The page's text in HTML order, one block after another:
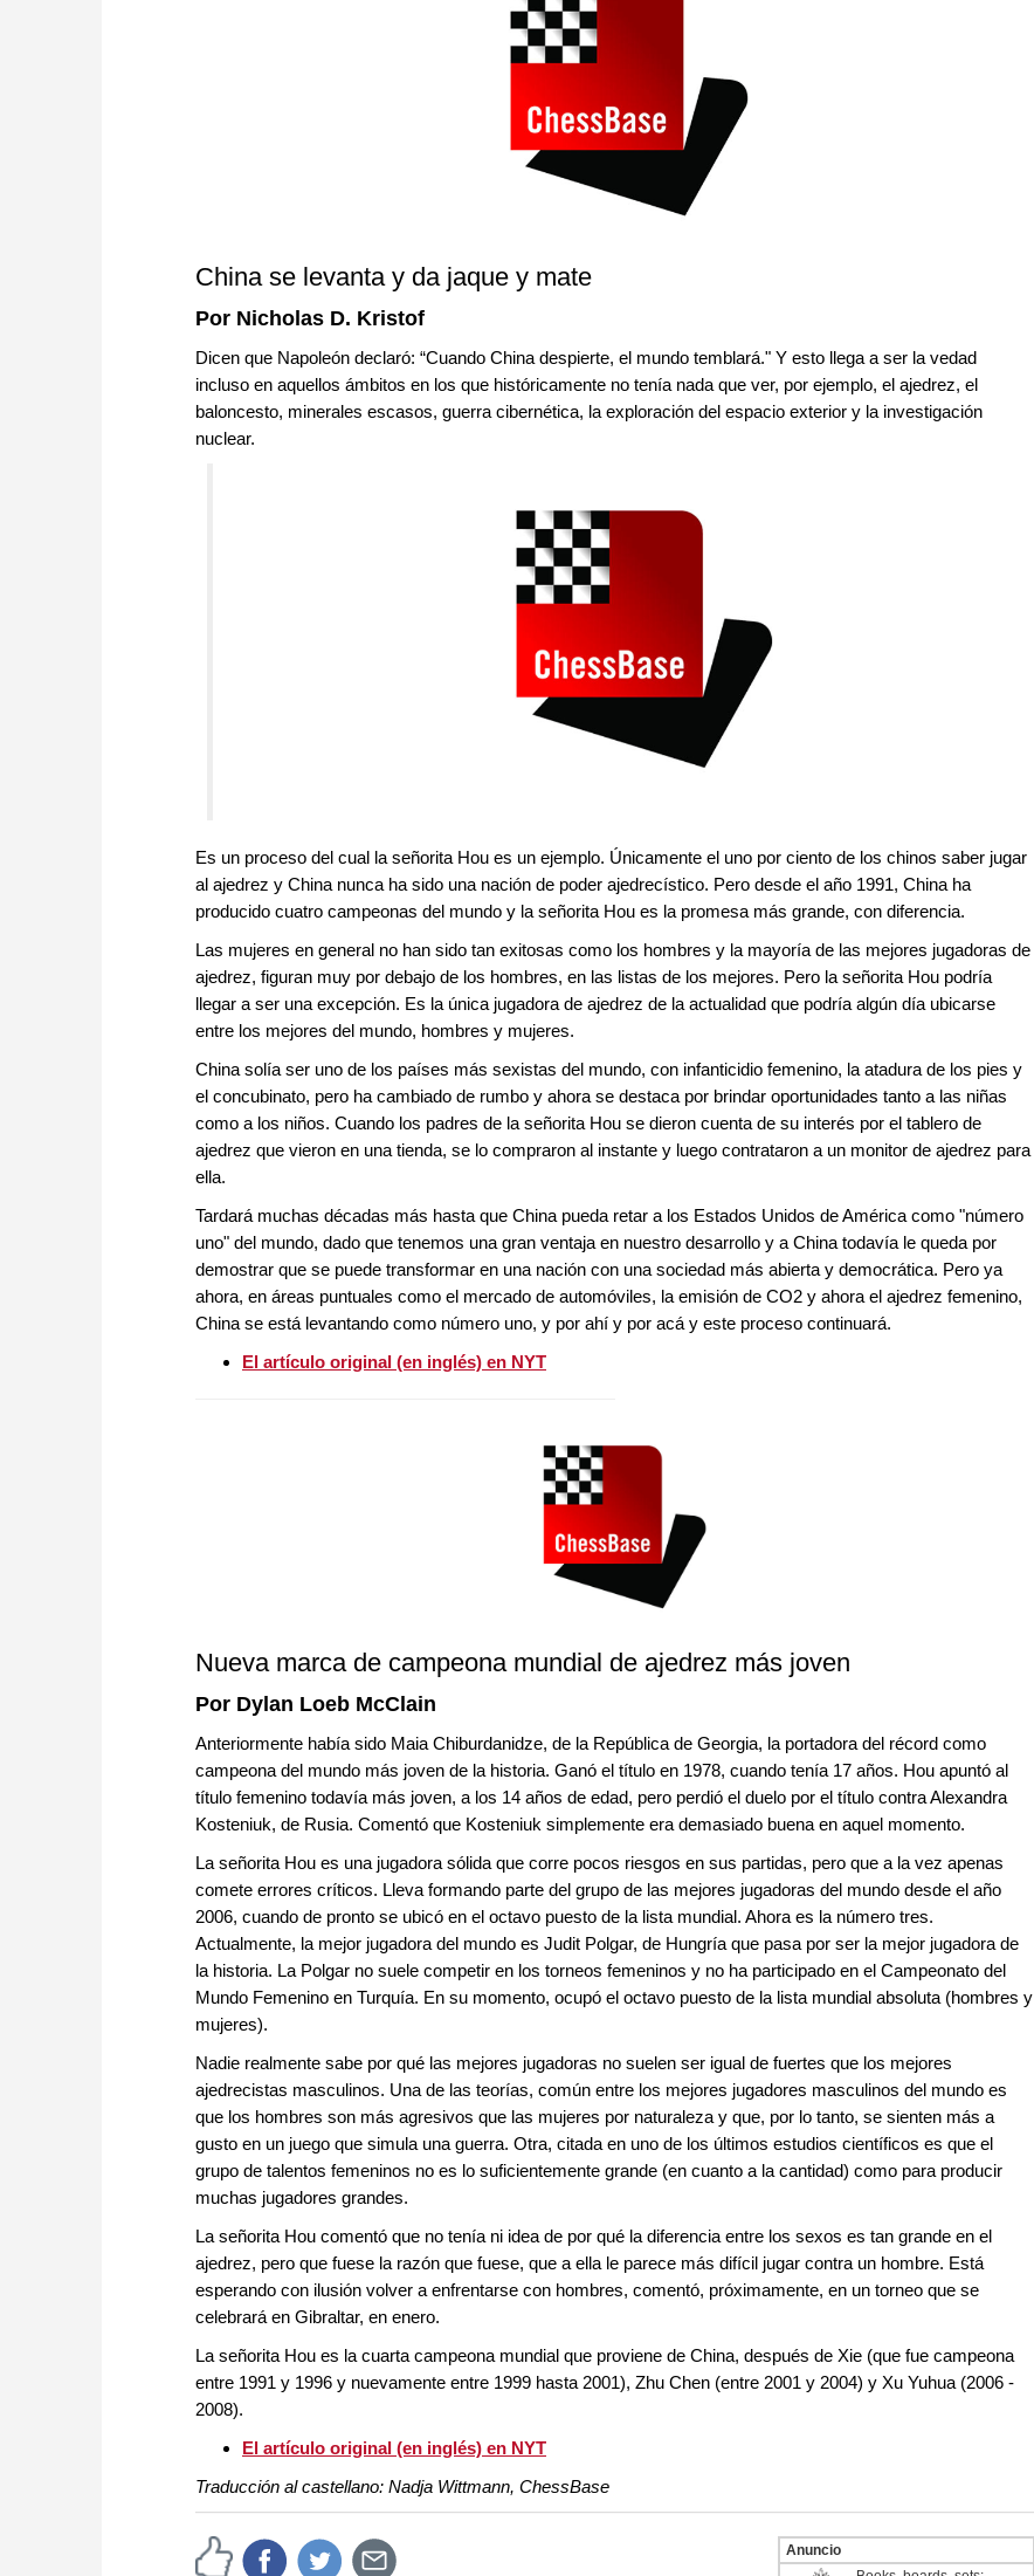
China se levanta y da jaque y mate
Por Nicholas D. Kristof
Dicen que Napoleón declaró: “Cuando China despierte, el mundo temblará." Y esto llega a ser la vedad
incluso en aquellos ámbitos en los que históricamente no tenía nada que ver, por ejemplo, el ajedrez, el
baloncesto, minerales escasos, guerra cibernética, la exploración del espacio exterior y la investigación
nuclear.
Es un proceso del cual la señorita Hou es un ejemplo. Únicamente el uno por ciento de los chinos saber jugar
al ajedrez y China nunca ha sido una nación de poder ajedrecístico. Pero desde el año 1991, China ha
producido cuatro campeonas del mundo y la señorita Hou es la promesa más grande, con diferencia.
Las mujeres en general no han sido tan exitosas como los hombres y la mayoría de las mejores jugadoras de
ajedrez, figuran muy por debajo de los hombres, en las listas de los mejores. Pero la señorita Hou podría
llegar a ser una excepción. Es la única jugadora de ajedrez de la actualidad que podría algún día ubicarse
entre los mejores del mundo, hombres y mujeres.
China solía ser uno de los países más sexistas del mundo, con infanticidio femenino, la atadura de los pies y
el concubinato, pero ha cambiado de rumbo y ahora se destaca por brindar oportunidades tanto a las niñas
como a los niños. Cuando los padres de la señorita Hou se dieron cuenta de su interés por el tablero de
ajedrez que vieron en una tienda, se lo compraron al instante y luego contrataron a un monitor de ajedrez para
ella.
Tardará muchas décadas más hasta que China pueda retar a los Estados Unidos de América como "número
uno" del mundo, dado que tenemos una gran ventaja en nuestro desarrollo y a China todavía le queda por
demostrar que se puede transformar en una nación con una sociedad más abierta y democrática. Pero ya
ahora, en áreas puntuales como el mercado de automóviles, la emisión de CO2 y ahora el ajedrez femenino,
China se está levantando como número uno, y por ahí y por acá y este proceso continuará.
El artículo original (en inglés) en NYT
Nueva marca de campeona mundial de ajedrez más joven
Por Dylan Loeb McClain
Anteriormente había sido Maia Chiburdanidze, de la República de Georgia, la portadora del récord como
campeona del mundo más joven de la historia. Ganó el título en 1978, cuando tenía 17 años. Hou apuntó al
título femenino todavía más joven, a los 14 años de edad, pero perdió el duelo por el título contra Alexandra
Kosteniuk, de Rusia. Comentó que Kosteniuk simplemente era demasiado buena en aquel momento.
La señorita Hou es una jugadora sólida que corre pocos riesgos en sus partidas, pero que a la vez apenas
comete errores críticos. Lleva formando parte del grupo de las mejores jugadoras del mundo desde el año
2006, cuando de pronto se ubicó en el octavo puesto de la lista mundial. Ahora es la número tres.
Actualmente, la mejor jugadora del mundo es Judit Polgar, de Hungría que pasa por ser la mejor jugadora de
la historia. La Polgar no suele competir en los torneos femeninos y no ha participado en el Campeonato del
Mundo Femenino en Turquía. En su momento, ocupó el octavo puesto de la lista mundial absoluta (hombres y
mujeres).
Nadie realmente sabe por qué las mejores jugadoras no suelen ser igual de fuertes que los mejores
ajedrecistas masculinos. Una de las teorías, común entre los mejores jugadores masculinos del mundo es
que los hombres son más agresivos que las mujeres por naturaleza y que, por lo tanto, se sienten más a
gusto en un juego que simula una guerra. Otra, citada en uno de los últimos estudios científicos es que el
grupo de talentos femeninos no es lo suficientemente grande (en cuanto a la cantidad) como para producir
muchas jugadores grandes.
La señorita Hou comentó que no tenía ni idea de por qué la diferencia entre los sexos es tan grande en el
ajedrez, pero que fuese la razón que fuese, que a ella le parece más difícil jugar contra un hombre. Está
esperando con ilusión volver a enfrentarse con hombres, comentó, próximamente, en un torneo que se
celebrará en Gibraltar, en enero.
La señorita Hou es la cuarta campeona mundial que proviene de China, después de Xie (que fue campeona
entre 1991 y 1996 y nuevamente entre 1999 hasta 2001), Zhu Chen (entre 2001 y 2004) y Xu Yuhua (2006 -
2008).
El artículo original (en inglés) en NYT
Traducción al castellano: Nadja Wittmann, ChessBase
Anuncio